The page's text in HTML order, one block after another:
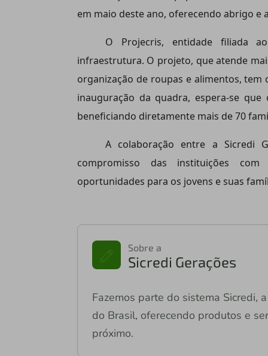
em maio deste ano, oferecendo abrigo e
O Projecris, entidade filiada
infraestrutura. O projeto, que atende
organização de roupas e alimentos, tem
inauguração da quadra, espera-se
beneficiando diretamente mais de 70
A colaboração entre a Sicredi
compromisso das instituições
oportunidades para os jovens e suas
Sobre a
Sicredi Gerações
Fazemos parte do sistema Sicredi,
do Brasil, oferecendo produtos e
próximo.